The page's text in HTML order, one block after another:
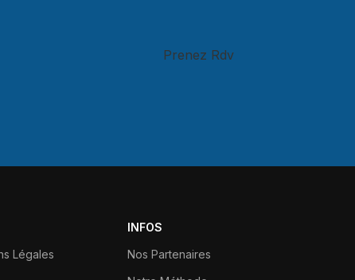
Prenez Rdv
Légales
INFOS
Nos Partenaires